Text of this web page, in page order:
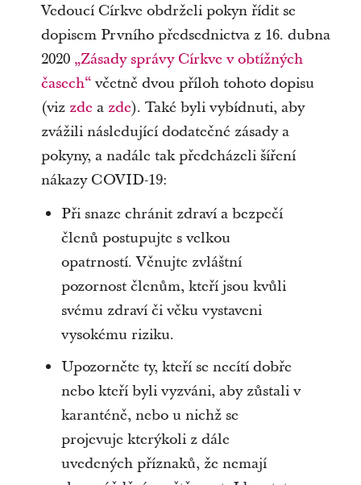
Vedoucí Církve obdrželi pokyn řídit se
dopisem Prvního předsednictva z 16. dubna
2020 „Zásady správy Církve v obtížných
časech“včetně dvou příloh tohoto dopisu
(viz zde a zde). Také byli vybídnuti, aby
zvážili následující dodatečné zásady a
pokyny, a nadále tak předcházeli šíření
nákazy COVID-19:
Při snaze chránit zdraví a bezpečí
členů postupujte s velkou
opatrností. Věnujte zvláštní
pozornost členům, kteří jsou kvůli
svému zdraví či věku vystaveni
vysokému riziku.
Upozorněte ty, kteří se necítí dobře
nebo kteří byli vyzváni, aby zůstali v
karanténě, nebo u nichž se
projevuje kterýkoli z dále
uvedených příznaků, že nemají